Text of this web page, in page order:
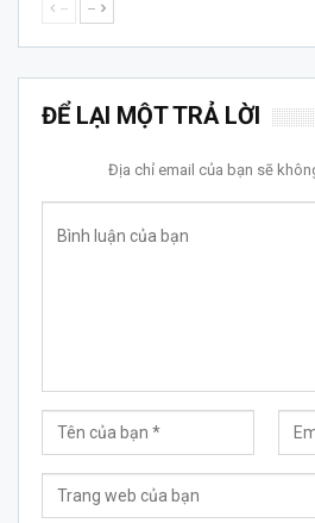
-- --
ĐỂ LẠI MỘT TRẢ LỜI
Địa chỉ email của bạn sẽ